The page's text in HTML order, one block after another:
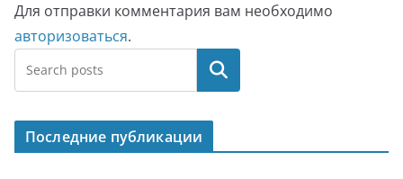
Для отправки комментария вам необходимо
авторизоваться.
Поиск
Последние публикации